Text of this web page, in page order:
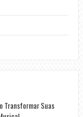
Transformar Suas